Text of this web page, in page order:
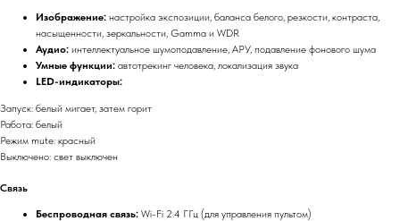
Изображение: настройка экспозиции, баланса белого, резкости, контраста,
насыщенности, зеркальности, Gamma и WDR
Аудио: интеллектуальное шумоподавление, АРУ, подавление фонового шума
Умные функции: автотрекинг человека, локализация звука
LED-индикаторы:
Запуск: белый мигает, затем горит
Работа: белый
Режим mute: красный
Выключено: свет выключен
Связь
Беспроводная связь: Wi-Fi 2.4 ГГц (для управления пультом)